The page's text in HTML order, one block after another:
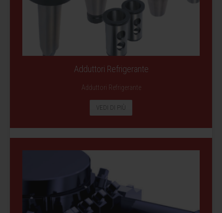
Adduttori Refrigerante
Adduttori Refrigerante
VEDI DI PIÙ